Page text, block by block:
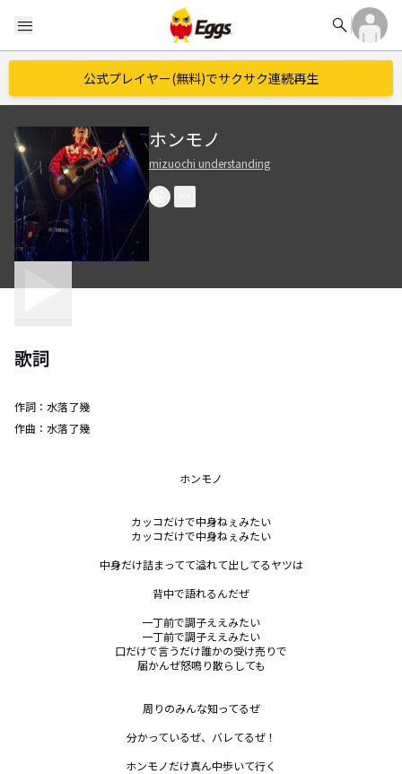
menu search
公式プレイヤー(無料)でサクサク連続再生
ホンモノ
mizuochi understanding
歌詞
作詞： 水落了幾
作曲： 水落了幾
ホンモノ
カッコだけで中身ねぇみたい
カッコだけで中身ねぇみたい
中身だけ詰まってて溢れて出してるヤツは
背中で語れるんだぜ
一丁前で調子ええみたい
一丁前で調子ええみたい
口だけで言うだけ誰かの受け売りで
届かんぜ怒鳴り散らしても
周りのみんな知ってるぜ
分かっているぜ、バレてるぜ！
ホンモノだけ真ん中歩いて行く